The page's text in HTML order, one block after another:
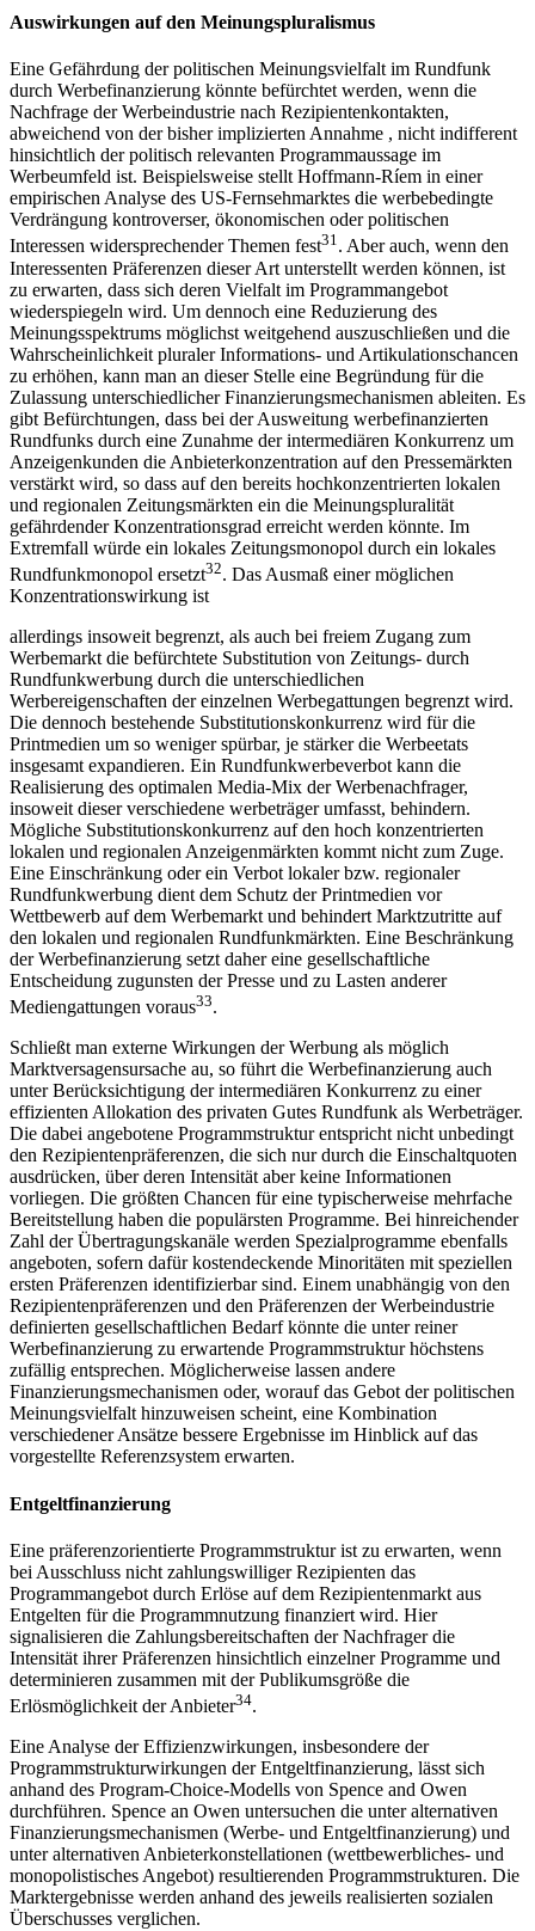
Auswirkungen auf den Meinungspluralismus
Eine Gefährdung der politischen Meinungsvielfalt im Rundfunk
durch Werbefinanzierung könnte befürchtet werden, wenn die
Nachfrage der Werbeindustrie nach Rezipientenkontakten,
abweichend von der bisher implizierten Annahme , nicht indifferent
hinsichtlich der politisch relevanten Programmaussage im
Werbeumfeld ist. Beispielsweise stellt Hoffmann-Ríem in einer
empirischen Analyse des US-Fernsehmarktes die werbebedingte
Verdrängung kontroverser, ökonomischen oder politischen
Interessen widersprechender Themen fest31. Aber auch, wenn den
Interessenten Präferenzen dieser Art unterstellt werden können, ist
zu erwarten, dass sich deren Vielfalt im Programmangebot
wiederspiegeln wird. Um dennoch eine Reduzierung des
Meinungsspektrums möglichst weitgehend auszuschließen und die
Wahrscheinlichkeit pluraler Informations- und Artikulationschancen
zu erhöhen, kann man an dieser Stelle eine Begründung für die
Zulassung unterschiedlicher Finanzierungsmechanismen ableiten. Es
gibt Befürchtungen, dass bei der Ausweitung werbefinanzierten
Rundfunks durch eine Zunahme der intermediären Konkurrenz um
Anzeigenkunden die Anbieterkonzentration auf den Pressemärkten
verstärkt wird, so dass auf den bereits hochkonzentrierten lokalen
und regionalen Zeitungsmärkten ein die Meinungspluralität
gefährdender Konzentrationsgrad erreicht werden könnte. Im
Extremfall würde ein lokales Zeitungsmonopol durch ein lokales
Rundfunkmonopol ersetzt32. Das Ausmaß einer möglichen
Konzentrationswirkung ist
allerdings insoweit begrenzt, als auch bei freiem Zugang zum
Werbemarkt die befürchtete Substitution von Zeitungs- durch
Rundfunkwerbung durch die unterschiedlichen
Werbereigenschaften der einzelnen Werbegattungen begrenzt wird.
Die dennoch bestehende Substitutionskonkurrenz wird für die
Printmedien um so weniger spürbar, je stärker die Werbeetats
insgesamt expandieren. Ein Rundfunkwerbeverbot kann die
Realisierung des optimalen Media-Mix der Werbenachfrager,
insoweit dieser verschiedene werbeträger umfasst, behindern.
Mögliche Substitutionskonkurrenz auf den hoch konzentrierten
lokalen und regionalen Anzeigenmärkten kommt nicht zum Zuge.
Eine Einschränkung oder ein Verbot lokaler bzw. regionaler
Rundfunkwerbung dient dem Schutz der Printmedien vor
Wettbewerb auf dem Werbemarkt und behindert Marktzutritte auf
den lokalen und regionalen Rundfunkmärkten. Eine Beschränkung
der Werbefinanzierung setzt daher eine gesellschaftliche
Entscheidung zugunsten der Presse und zu Lasten anderer
Mediengattungen voraus33.
Schließt man externe Wirkungen der Werbung als möglich
Marktversagensursache au, so führt die Werbefinanzierung auch
unter Berücksichtigung der intermediären Konkurrenz zu einer
effizienten Allokation des privaten Gutes Rundfunk als Werbeträger.
Die dabei angebotene Programmstruktur entspricht nicht unbedingt
den Rezipientenpräferenzen, die sich nur durch die Einschaltquoten
ausdrücken, über deren Intensität aber keine Informationen
vorliegen. Die größten Chancen für eine typischerweise mehrfache
Bereitstellung haben die populärsten Programme. Bei hinreichender
Zahl der Übertragungskanäle werden Spezialprogramme ebenfalls
angeboten, sofern dafür kostendeckende Minoritäten mit speziellen
ersten Präferenzen identifizierbar sind. Einem unabhängig von den
Rezipientenpräferenzen und den Präferenzen der Werbeindustrie
definierten gesellschaftlichen Bedarf könnte die unter reiner
Werbefinanzierung zu erwartende Programmstruktur höchstens
zufällig entsprechen. Möglicherweise lassen andere
Finanzierungsmechanismen oder, worauf das Gebot der politischen
Meinungsvielfalt hinzuweisen scheint, eine Kombination
verschiedener Ansätze bessere Ergebnisse im Hinblick auf das
vorgestellte Referenzsystem erwarten.
Entgeltfinanzierung
Eine präferenzorientierte Programmstruktur ist zu erwarten, wenn
bei Ausschluss nicht zahlungswilliger Rezipienten das
Programmangebot durch Erlöse auf dem Rezipientenmarkt aus
Entgelten für die Programmnutzung finanziert wird. Hier
signalisieren die Zahlungsbereitschaften der Nachfrager die
Intensität ihrer Präferenzen hinsichtlich einzelner Programme und
determinieren zusammen mit der Publikumsgröße die
Erlösmöglichkeit der Anbieter34.
Eine Analyse der Effizienzwirkungen, insbesondere der
Programmstrukturwirkungen der Entgeltfinanzierung, lässt sich
anhand des Program-Choice-Modells von Spence and Owen
durchführen. Spence an Owen untersuchen die unter alternativen
Finanzierungsmechanismen (Werbe- und Entgeltfinanzierung) und
unter alternativen Anbieterkonstellationen (wettbewerbliches- und
monopolistisches Angebot) resultierenden Programmstrukturen. Die
Marktergebnisse werden anhand des jeweils realisierten sozialen
Überschusses verglichen.